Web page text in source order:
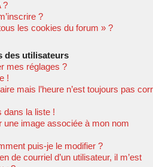
?
?
les cookies du forum » ?
des utilisateurs
mes réglages ?
!
mais l’heure n’est toujours pas
dans la liste !
une image associée à mon nom
puis-je le modifier ?
de courriel d’un utilisateur, il m’est